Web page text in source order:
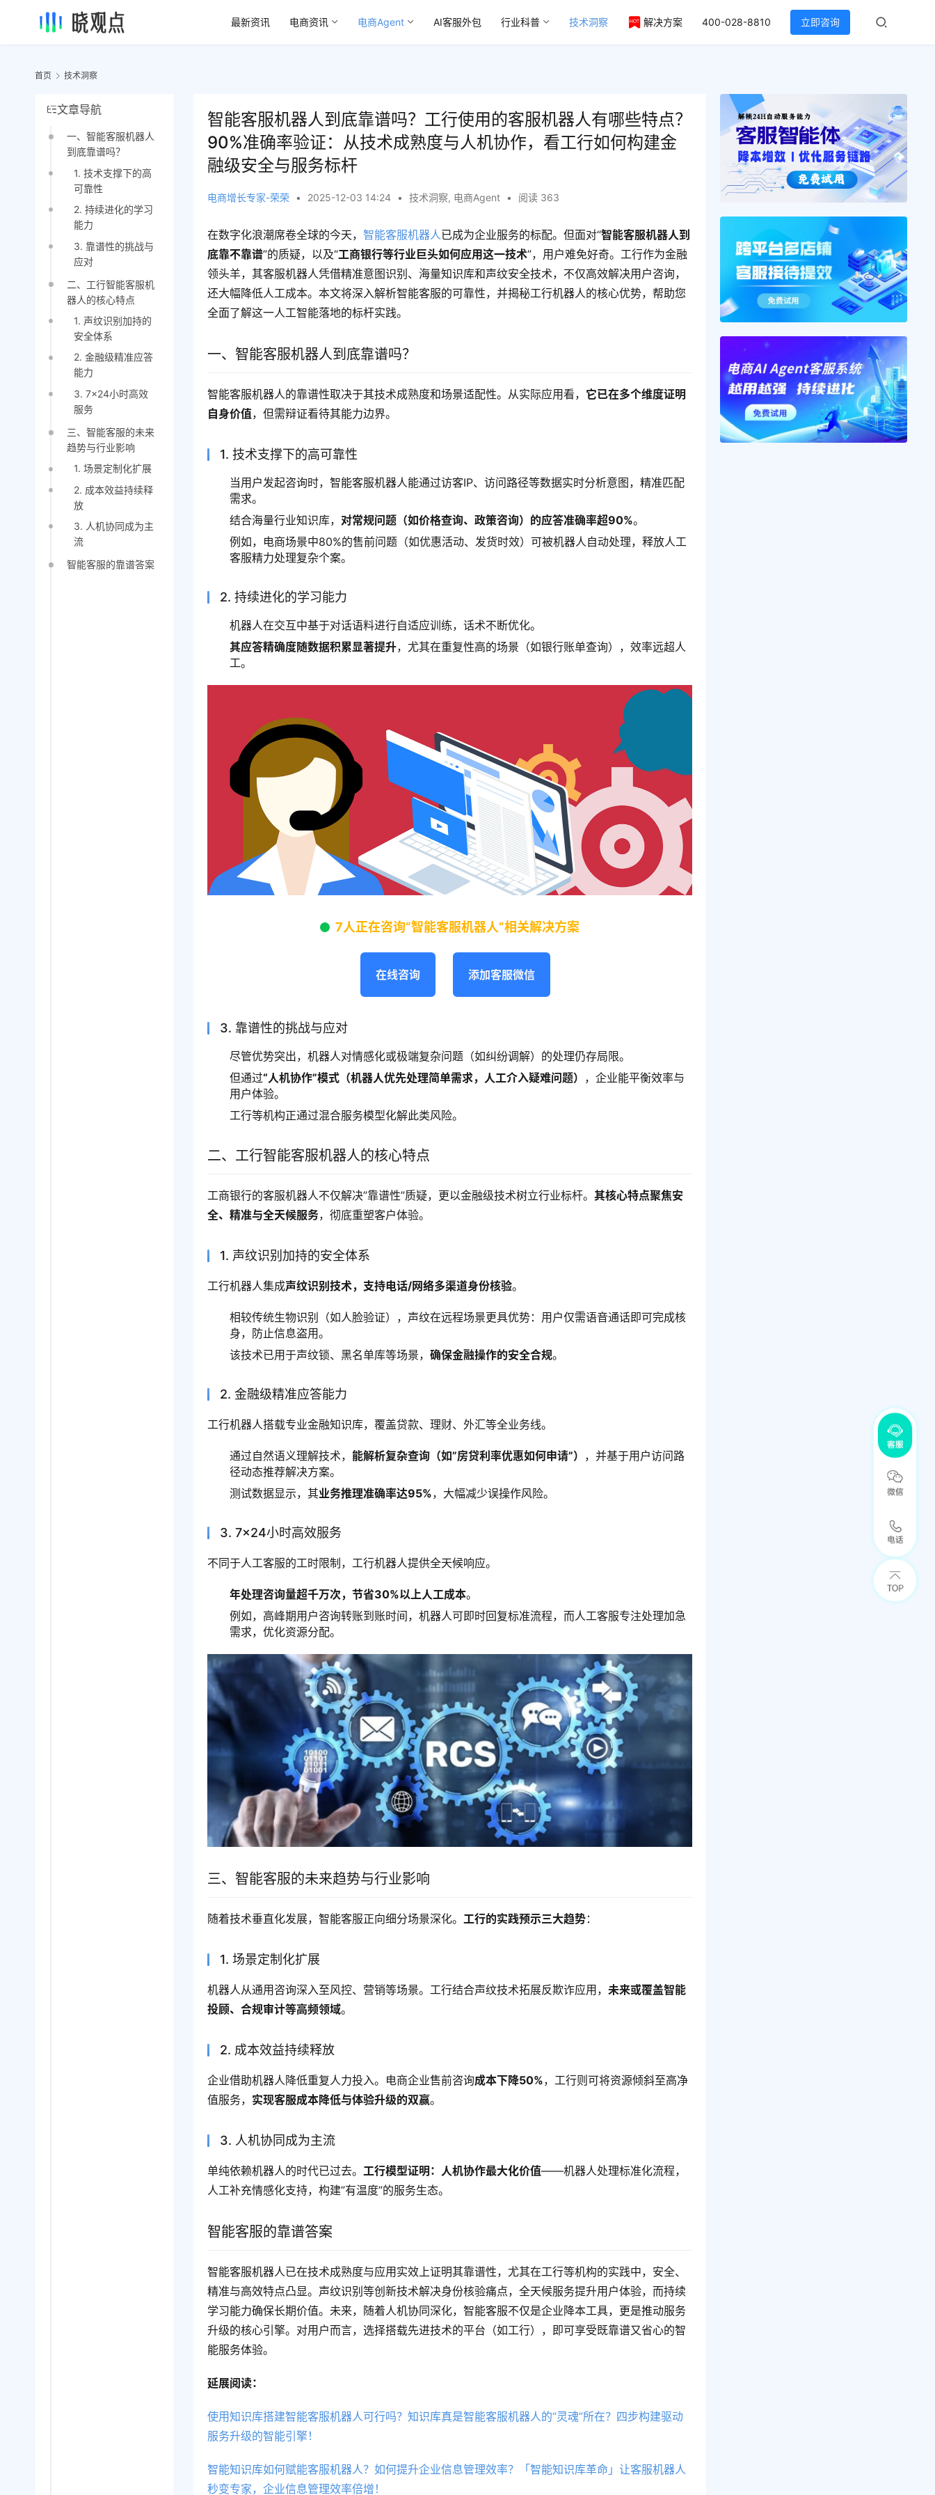
最新资讯 电商资讯 电商Agent AI客服外包 行业科普 技术洞察 解决方案 400-028-8810 立即咨询
首页 技术洞察
文章导航
一、智能客服机器人
到底靠谱吗？
1. 技术支撑下的高
可靠性
2. 持续进化的学习
能力
3. 靠谱性的挑战与
应对
二、工行智能客服机
器人的核心特点
1. 声纹识别加持的
安全体系
2. 金融级精准应答
能力
3. 7×24小时高效
服务
三、智能客服的未来
趋势与行业影响
1. 场景定制化扩展
2. 成本效益持续释
放
3. 人机协同成为主
流
智能客服的靠谱答案
智能客服机器人到底靠谱吗？工行使用的客服机器人有哪些特点？
90%准确率验证：从技术成熟度与人机协作，看工行如何构建金
融级安全与服务标杆
电商增长专家-荣荣 • 2025-12-03 14:24 • 技术洞察, 电商Agent • 阅读 363
在数字化浪潮席卷全球的今天，智能客服机器人已成为企业服务的标配。但面对“智能客服机器人到
底靠不靠谱”的质疑，以及“工商银行等行业巨头如何应用这一技术”，用户难免好奇。工行作为金融
领头羊，其客服机器人凭借精准意图识别、海量知识库和声纹安全技术，不仅高效解决用户咨询，
还大幅降低人工成本。本文将深入解析智能客服的可靠性，并揭秘工行机器人的核心优势，帮助您
全面了解这一人工智能落地的标杆实践。
一、智能客服机器人到底靠谱吗？
智能客服机器人的靠谱性取决于其技术成熟度和场景适配性。从实际应用看， 它已在多个维度证明
自身价值，但需辩证看待其能力边界。
1. 技术支撑下的高可靠性
当用户发起咨询时，智能客服机器人能通过访客IP、访问路径等数据实时分析意图，精准匹配
需求。
结合海量行业知识库， 对常规问题（如价格查询、政策咨询）的应答准确率超90%。
例如，电商场景中80%的售前问题（如优惠活动、发货时效）可被机器人自动处理，释放人工
客服精力处理复杂个案。
2. 持续进化的学习能力
机器人在交互中基于对话语料进行自适应训练，话术不断优化。
其应答精确度随数据积累显著提升，尤其在重复性高的场景（如银行账单查询），效率远超人
工。
7人正在咨询“智能客服机器人”相关解决方案
在线咨询 添加客服微信
3. 靠谱性的挑战与应对
尽管优势突出，机器人对情感化或极端复杂问题（如纠纷调解）的处理仍存局限。
但通过“人机协作”模式（机器人优先处理简单需求，人工介入疑难问题） ，企业能平衡效率与
用户体验。
工行等机构正通过混合服务模型化解此类风险。
二、工行智能客服机器人的核心特点
工商银行的客服机器人不仅解决”靠谱性”质疑，更以金融级技术树立行业标杆。其核心特点聚焦安
全、精准与全天候服务，彻底重塑客户体验。
1. 声纹识别加持的安全体系
工行机器人集成声纹识别技术，支持电话/网络多渠道身份核验。
相较传统生物识别（如人脸验证），声纹在远程场景更具优势：用户仅需语音通话即可完成核
身，防止信息盗用。
该技术已用于声纹锁、黑名单库等场景，确保金融操作的安全合规。
2. 金融级精准应答能力
工行机器人搭载专业金融知识库，覆盖贷款、理财、外汇等全业务线。
通过自然语义理解技术，能解析复杂查询（如”房贷利率优惠如何申请”） ，并基于用户访问路
径动态推荐解决方案。
测试数据显示，其业务推理准确率达95%，大幅减少误操作风险。
3. 7×24小时高效服务
不同于人工客服的工时限制，工行机器人提供全天候响应。
年处理咨询量超千万次，节省30%以上人工成本。
例如，高峰期用户咨询转账到账时间，机器人可即时回复标准流程，而人工客服专注处理加急
需求，优化资源分配。
三、智能客服的未来趋势与行业影响
随着技术垂直化发展，智能客服正向细分场景深化。工行的实践预示三大趋势：
1. 场景定制化扩展
机器人从通用咨询深入至风控、营销等场景。工行结合声纹技术拓展反欺诈应用，未来或覆盖智能
投顾、合规审计等高频领域。
2. 成本效益持续释放
企业借助机器人降低重复人力投入。电商企业售前咨询成本下降50%，工行则可将资源倾斜至高净
值服务， 实现客服成本降低与体验升级的双赢。
3. 人机协同成为主流
单纯依赖机器人的时代已过去。工行模型证明：人机协作最大化价值——机器人处理标准化流程，
人工补充情感化支持，构建”有温度”的服务生态。
智能客服的靠谱答案
智能客服机器人已在技术成熟度与应用实效上证明其靠谱性，尤其在工行等机构的实践中，安全、
精准与高效特点凸显。声纹识别等创新技术解决身份核验痛点，全天候服务提升用户体验，而持续
学习能力确保长期价值。未来，随着人机协同深化，智能客服不仅是企业降本工具，更是推动服务
升级的核心引擎。对用户而言，选择搭载先进技术的平台（如工行），即可享受既靠谱又省心的智
能服务体验。
延展阅读：
使用知识库搭建智能客服机器人可行吗？知识库真是智能客服机器人的“灵魂”所在？四步构建驱动
服务升级的智能引擎！
智能知识库如何赋能客服机器人？如何提升企业信息管理效率？「智能知识库革命」让客服机器人
秒变专家，企业信息管理效率倍增！